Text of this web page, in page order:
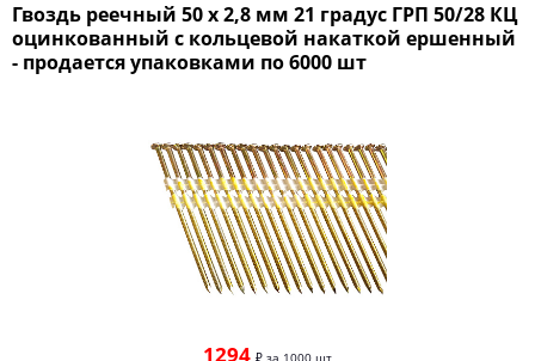
Гвоздь реечный 50 х 2,8 мм 21 градус ГРП 50/28 КЦ
оцинкованный с кольцевой накаткой ершенный
- продается упаковками по 6000 шт
1294 ₽ за 1000 шт